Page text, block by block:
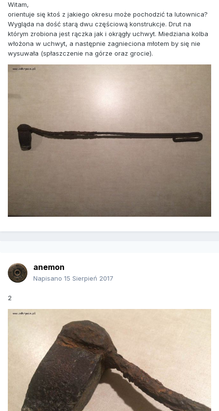
Witam,
orientuje się ktoś z jakiego okresu może pochodzić ta lutownica?
Wygląda na dość starą dwu częściową konstrukcje. Drut na
którym zrobiona jest rączka jak i okrągły uchwyt. Miedziana kolba
włożona w uchwyt, a następnie zagnieciona młotem by się nie
wysuwała (spłaszczenie na górze oraz grocie).
anemon
Napisano 15 Sierpień 2017
2